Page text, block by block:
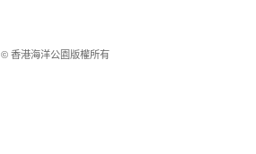
© 香港海洋公園版權所有